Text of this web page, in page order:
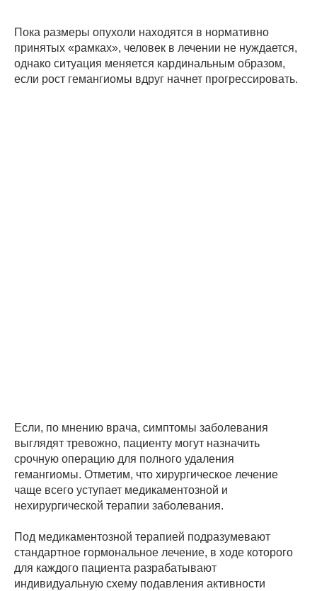
Пока размеры опухоли находятся в нормативно
принятых «рамках», человек в лечении не нуждается,
однако ситуация меняется кардинальным образом,
если рост гемангиомы вдруг начнет прогрессировать.
Если, по мнению врача, симптомы заболевания
выглядят тревожно, пациенту могут назначить
срочную операцию для полного удаления
гемангиомы. Отметим, что хирургическое лечение
чаще всего уступает медикаментозной и
нехирургической терапии заболевания.
Под медикаментозной терапией подразумевают
стандартное гормональное лечение, в ходе которого
для каждого пациента разрабатывают
индивидуальную схему подавления активности